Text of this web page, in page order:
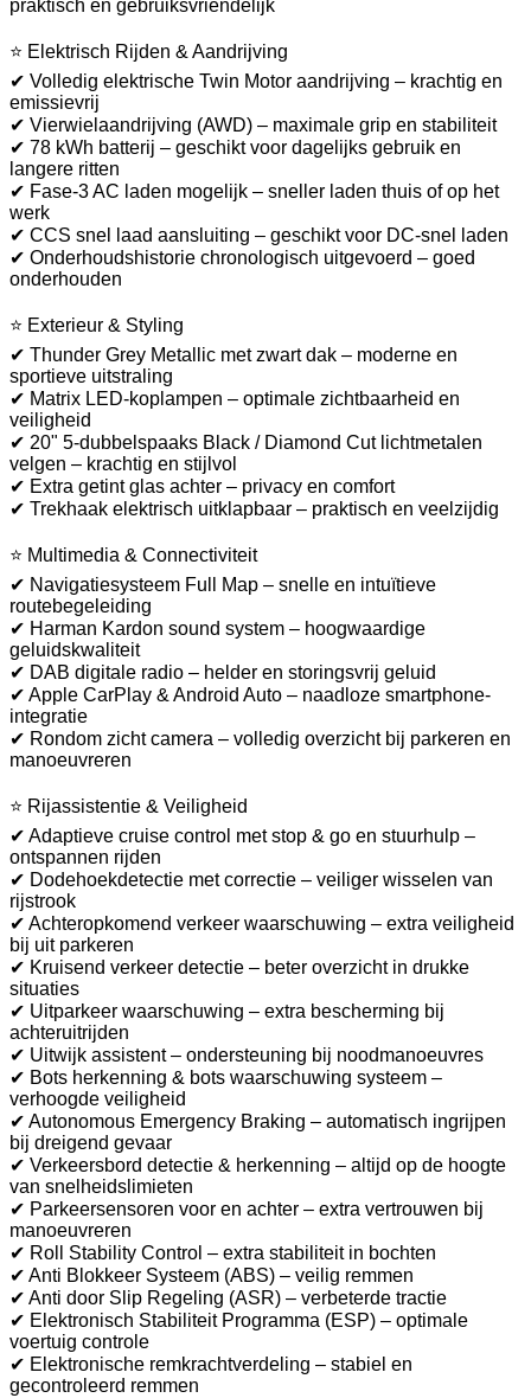
praktisch en gebruiksvriendelijk
⭐ Elektrisch Rijden & Aandrijving
✔ Volledig elektrische Twin Motor aandrijving – krachtig en
emissievrij
✔ Vierwielaandrijving (AWD) – maximale grip en stabiliteit
✔ 78 kWh batterij – geschikt voor dagelijks gebruik en
langere ritten
✔ Fase-3 AC laden mogelijk – sneller laden thuis of op het
werk
✔ CCS snel laad aansluiting – geschikt voor DC-snel laden
✔ Onderhoudshistorie chronologisch uitgevoerd – goed
onderhouden
⭐ Exterieur & Styling
✔ Thunder Grey Metallic met zwart dak – moderne en
sportieve uitstraling
✔ Matrix LED-koplampen – optimale zichtbaarheid en
veiligheid
✔ 20" 5-dubbelspaaks Black / Diamond Cut lichtmetalen
velgen – krachtig en stijlvol
✔ Extra getint glas achter – privacy en comfort
✔ Trekhaak elektrisch uitklapbaar – praktisch en veelzijdig
⭐ Multimedia & Connectiviteit
✔ Navigatiesysteem Full Map – snelle en intuïtieve
routebegeleiding
✔ Harman Kardon sound system – hoogwaardige
geluidskwaliteit
✔ DAB digitale radio – helder en storingsvrij geluid
✔ Apple CarPlay & Android Auto – naadloze smartphone-
integratie
✔ Rondom zicht camera – volledig overzicht bij parkeren en
manoeuvreren
⭐ Rijassistentie & Veiligheid
✔ Adaptieve cruise control met stop & go en stuurhulp –
ontspannen rijden
✔ Dodehoekdetectie met correctie – veiliger wisselen van
rijstrook
✔ Achteropkomend verkeer waarschuwing – extra veiligheid
bij uit parkeren
✔ Kruisend verkeer detectie – beter overzicht in drukke
situaties
✔ Uitparkeer waarschuwing – extra bescherming bij
achteruitrijden
✔ Uitwijk assistent – ondersteuning bij noodmanoeuvres
✔ Bots herkenning & bots waarschuwing systeem –
verhoogde veiligheid
✔ Autonomous Emergency Braking – automatisch ingrijpen
bij dreigend gevaar
✔ Verkeersbord detectie & herkenning – altijd op de hoogte
van snelheidslimieten
✔ Parkeersensoren voor en achter – extra vertrouwen bij
manoeuvreren
✔ Roll Stability Control – extra stabiliteit in bochten
✔ Anti Blokkeer Systeem (ABS) – veilig remmen
✔ Anti door Slip Regeling (ASR) – verbeterde tractie
✔ Elektronisch Stabiliteit Programma (ESP) – optimale
voertuig controle
✔ Elektronische remkrachtverdeling – stabiel en
gecontroleerd remmen